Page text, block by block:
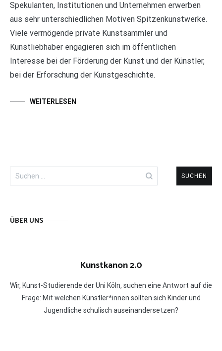
Spekulanten, Institutionen und Unternehmen erwerben
aus sehr unterschiedlichen Motiven Spitzenkunstwerke.
Viele vermögende private Kunstsammler und
Kunstliebhaber engagieren sich im öffentlichen
Interesse bei der Förderung der Kunst und der Künstler,
bei der Erforschung der Kunstgeschichte.
WEITERLESEN
Suchen
nach:
ÜBER UNS
Kunstkanon 2.0
Wir, Kunst-Studierende der Uni Köln, suchen eine Antwort auf die
Frage: Mit welchen Künstler*innen sollten sich Kinder und
Jugendliche schulisch auseinandersetzen?